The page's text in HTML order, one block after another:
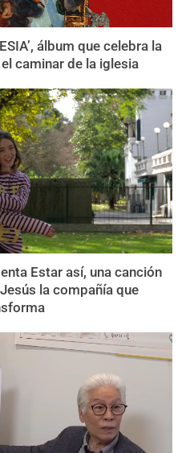
álbum que celebra la
caminar de la iglesia
Estar así, una canción
la compañía que